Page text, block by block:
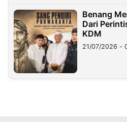
Benang
Dari
KDM
21/07/2026 -